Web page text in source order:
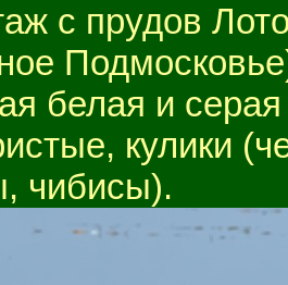
с прудов
белая и
кулики
чибисы).